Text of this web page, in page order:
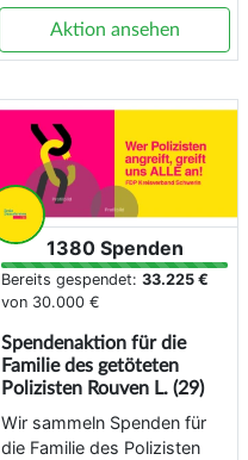
Aktion ansehen
1380 Spenden
Bereits gespendet: 33.225 €
von 30.000 €
Spendenaktion für die
Familie des getöteten
Polizisten Rouven L. (29)
Wir sammeln Spenden für
die Familie des Polizisten